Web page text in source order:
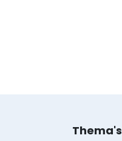
Thema's